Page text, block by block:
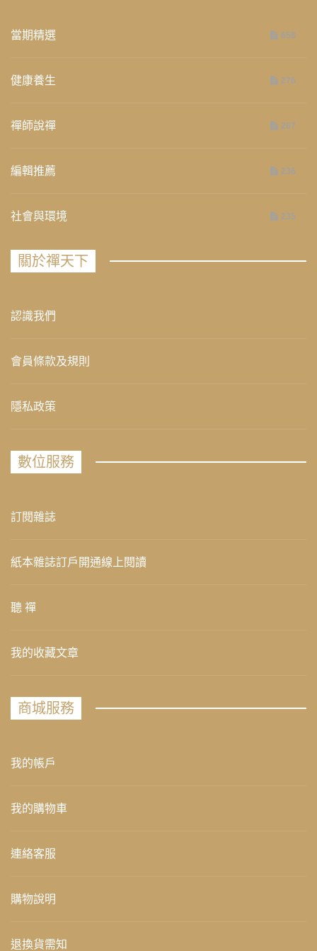
當期精選 658
健康養生 276
禪師說禪 267
編輯推薦 236
社會與環境 235
關於禪天下
認識我們
會員條款及規則
隱私政策
數位服務
訂閱雜誌
紙本雜誌訂戶開通線上閱讀
聽 禪
我的收藏文章
商城服務
我的帳戶
我的購物車
連絡客服
購物說明
退換貨需知